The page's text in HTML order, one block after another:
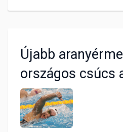
Újabb
országos csúcs